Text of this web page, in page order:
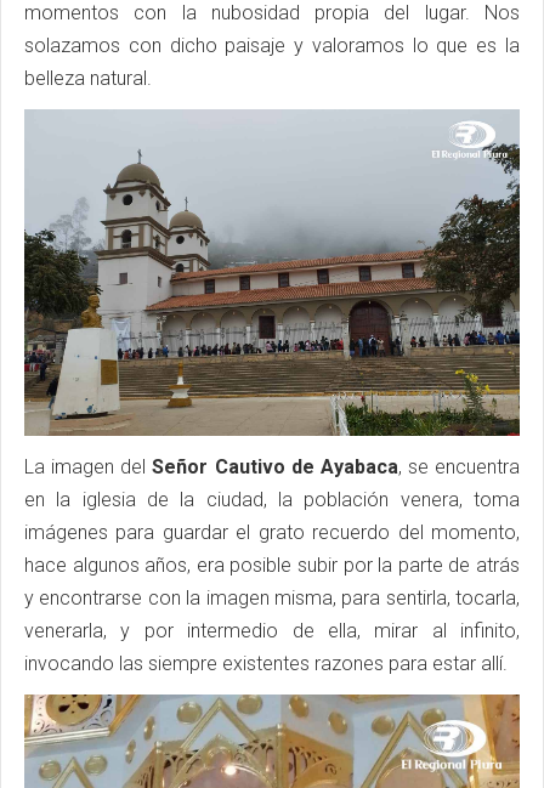
momentos con la nubosidad propia del lugar. Nos
solazamos con dicho paisaje y valoramos lo que es la
belleza natural.
La imagen delSeñor Cautivo de Ayabaca, se encuentra
en la iglesia de la ciudad, la población venera, toma
imágenes para guardar el grato recuerdo del momento,
hace algunos años, era posible subir por la parte de atrás
y encontrarse con la imagen misma, para sentirla, tocarla,
venerarla, y por intermedio de ella, mirar al infinito,
invocando las siempre existentes razones para estar allí.